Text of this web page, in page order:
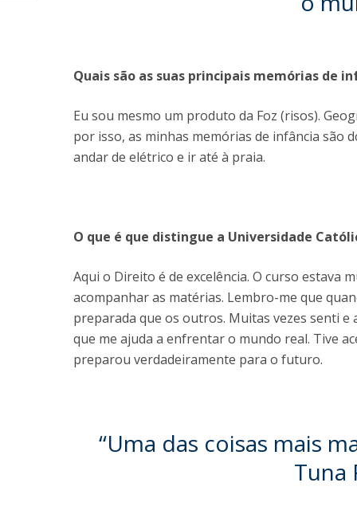
Quais são as suas principais memórias de
Eu sou mesmo um produto da Foz (risos).
por isso, as minhas memórias de infância são
andar de elétrico e ir até à praia.
O que é que distingue a Universidade
Aqui o Direito é de excelência. O curso
acompanhar as matérias. Lembro-me que
preparada que os outros. Muitas vezes senti
que me ajuda a enfrentar o mundo real. Tive
preparou verdadeiramente para o futuro.
“Uma das coisas mais
Tuna